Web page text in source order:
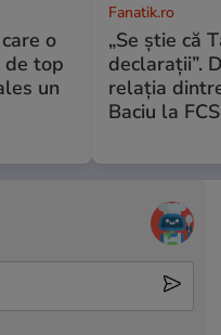
o
de top
un
Fanatik.ro
„Se știe că
declarații”.
relația
Baciu la